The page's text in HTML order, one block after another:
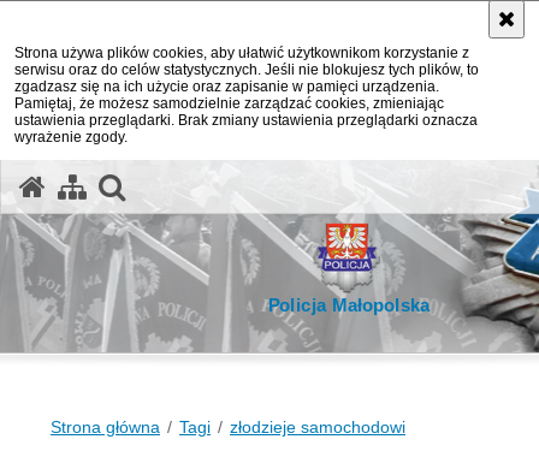
Strona używa plików cookies, aby ułatwić użytkownikom korzystanie z
serwisu oraz do celów statystycznych. Jeśli nie blokujesz tych plików, to
zgadzasz się na ich użycie oraz zapisanie w pamięci urządzenia.
Pamiętaj, że możesz samodzielnie zarządzać cookies, zmieniając
ustawienia przeglądarki. Brak zmiany ustawienia przeglądarki oznacza
wyrażenie zgody.
Policja Małopolska
Strona główna Tagi złodzieje samochodowi